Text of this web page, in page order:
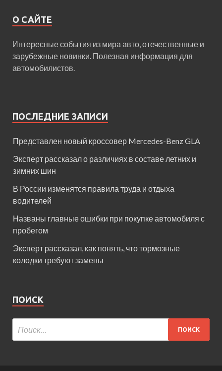
О САЙТЕ
Интересные события из мира авто, отечественные и
зарубежные новинки. Полезная информация для
автомобилистов.
ПОСЛЕДНИЕ ЗАПИСИ
Представлен новый кроссовер Mercedes-Benz GLA
Эксперт рассказал о различиях в составе летних и
зимних шин
В России изменятся правила труда и отдыха
водителей
Названы главные ошибки при покупке автомобиля с
пробегом
Эксперт рассказал, как понять, что тормозные
колодки требуют замены
ПОИСК